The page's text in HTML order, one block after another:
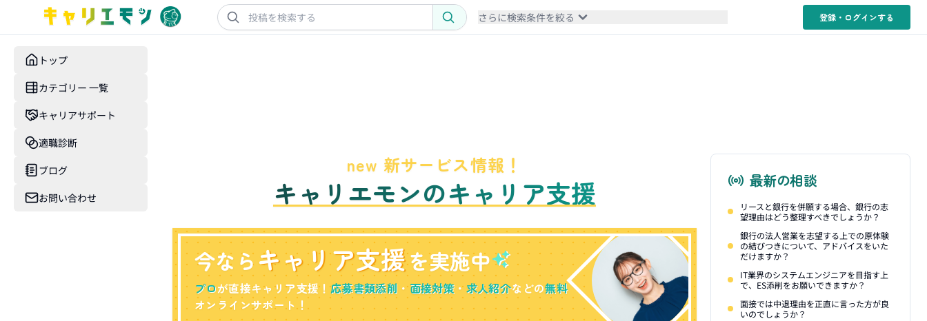
さらに検索条件を絞る 登録・ログインする
トップ
カテゴリー 一覧
キャリアサポート
適職診断
ブログ
お問い合わせ
new 新サービス情報！
キャリエモンのキャリア支援
今ならキャリア支援を実施中
プロが直接キャリア支援！応募書類添削 ・面接対策 ・求人紹介などの無料
オンラインサポート！
最新の相談
リースと銀行を併願する場合、銀行の志
望理由はどう整理すべきでしょうか？
銀行の法人営業を志望する上での原体験
の結びつきについて、アドバイスをいた
だけますか？
IT業界のシステムエンジニアを目指す上
で、ES添削をお願いできますか？
面接では中退理由を正直に言った方が良
いのでしょうか？